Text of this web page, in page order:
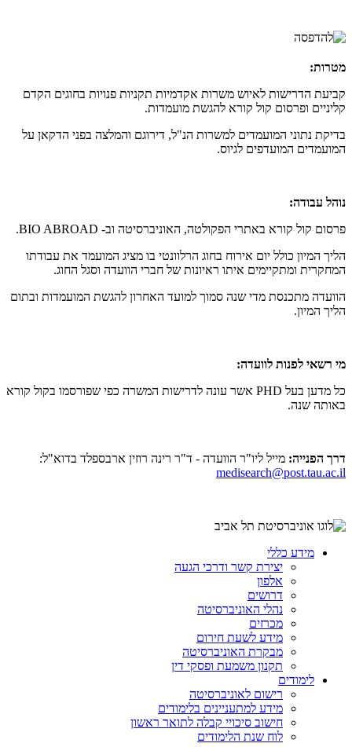
מטרות:
קביעת הדרישות לאיוש משרות אקדמיות תקניות פנויות בחוגים הקדם
קליניים ופרסום קול קורא להגשת מועמדות.
בדיקת נתוני המועמדים למשרות הנ"ל, דירוגם והמלצה בפני הדקאן על
המועמדים המועדפים לגיוס.
נוהל עבודה:
פרסום קול קורא באתרי הפקולטה, האוניברסיטה וב- BIO ABROAD.
הליך המיון כולל יום אירוח בחוג הרלוונטי בו מציג המועמד את עבודתו
המחקרית ומתקיימים איתו ראיונות של חברי הוועדה וסגל החוג.
הוועדה מתכנסת מדי שנה סמוך למועד האחרון להגשת המועמדות ובתום
הליך המיון.
מי רשאי לפנות לוועדה:
כל מדען בעל PHD אשר עונה לדרישות המשרה כפי שפורסמו בקול קורא
באותה שנה.
דרך הפנייה: מייל ליו"ר הוועדה - ד"ר רינה רוזין ארבספלד בדוא"ל:
medisearch@post.tau.ac.il
מידע כללי
יצירת קשר ודרכי הגעה
אלפון
דרושים
נהלי האוניברסיטה
מכרזים
מידע לשעת חירום
מבקרת האוניברסיטה
תקנון משמעת ופסקי דין
לימודים
רישום לאוניברסיטה
מידע למתעניינים בלימודים
חישוב סיכויי קבלה לתואר ראשון
לוח שנת הלימודים